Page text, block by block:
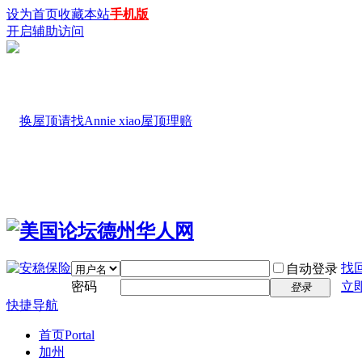
设为首页收藏本站手机版
开启辅助访问
自动登录 找
密码
登录
立
快捷导航
首页Portal
加州